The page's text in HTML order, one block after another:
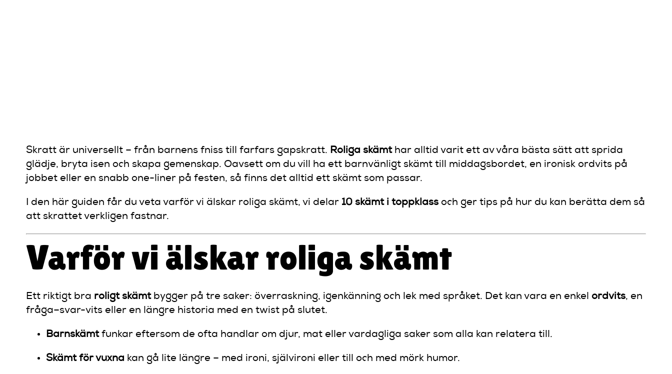
Skratt är universellt – från barnens fniss till farfars gapskratt. Roliga skämthar alltid varit ett av våra bästa sätt att sprida
glädje, bryta isen och skapa gemenskap. Oavsett om du vill ha ett barnvänligt skämt till middagsbordet, en ironisk ordvits på
jobbet eller en snabb one-liner på festen, så finns det alltid ett skämt som passar.
I den här guiden får du veta varför vi älskar roliga skämt, vi delar 10 skämt i toppklassoch ger tips på hur du kan berätta dem så
att skrattet verkligen fastnar.
Varför vi älskar roliga skämt
Ett riktigt bra roligt skämtbygger på tre saker: överraskning, igenkänning och lek med språket. Det kan vara en enkel ordvits, en
fråga–svar-vits eller en längre historia med en twist på slutet.
Barnskämtfunkar eftersom de ofta handlar om djur, mat eller vardagliga saker som alla kan relatera till.
Skämt för vuxna kan gå lite längre – med ironi, självironi eller till och med mörk humor.